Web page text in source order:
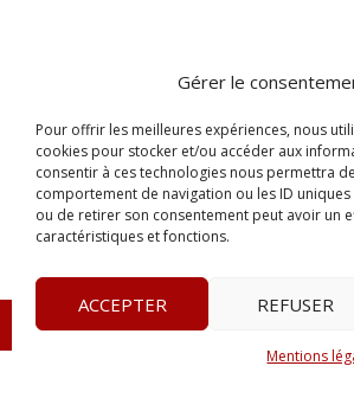
Gérer le
Pour offrir les meilleures expériences, nous
cookies pour stocker et/ou accéder aux
consentir à ces technologies nous permettra
comportement de navigation ou les ID
ou de retirer son consentement peut avoir un
caractéristiques et fonctions.
ACCEPTER REFUSER
Mentions
Le Probant